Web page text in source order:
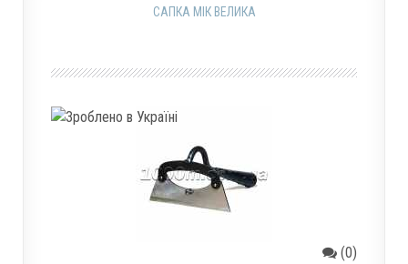
САПКА МІК ВЕЛИКА
(0)